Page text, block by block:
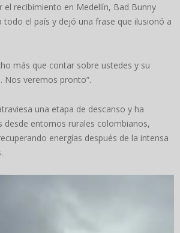
el recibimiento en Medellín, Bad Bunny
todo el país y dejó una frase que ilusionó a
más que contar sobre ustedes y su
Nos veremos pronto”.
una etapa de descanso y ha
desde entornos rurales colombianos,
energías después de la intensa